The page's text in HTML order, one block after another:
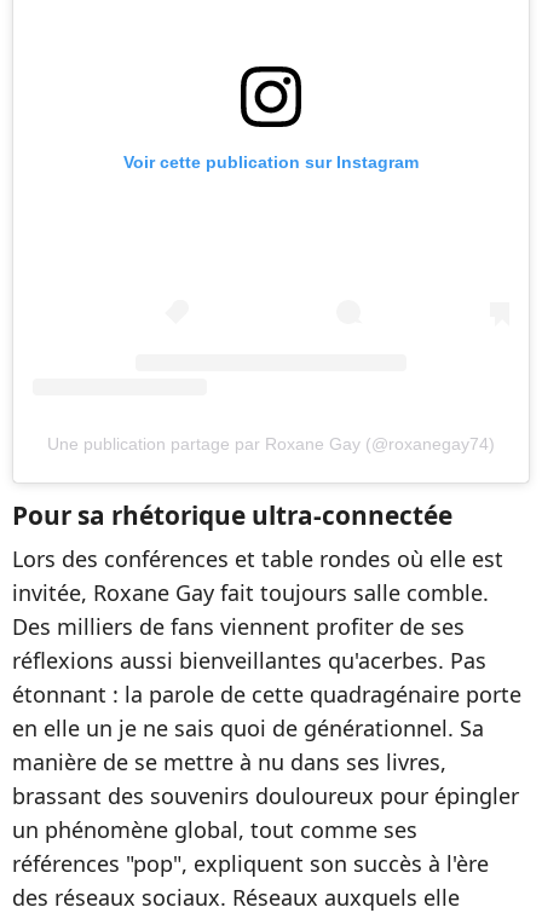
Voir cette publication sur Instagram
Une publication partage par Roxane Gay (@roxanegay74)
Pour sa rhétorique ultra-connectée
Lors des conférences et table rondes où elle est
invitée, Roxane Gay fait toujours salle comble.
Des milliers de fans viennent profiter de ses
réflexions aussi bienveillantes qu'acerbes. Pas
étonnant : la parole de cette quadragénaire porte
en elle un je ne sais quoi de générationnel. Sa
manière de se mettre à nu dans ses livres,
brassant des souvenirs douloureux pour épingler
un phénomène global, tout comme ses
références "pop", expliquent son succès à l'ère
des réseaux sociaux. Réseaux auxquels elle